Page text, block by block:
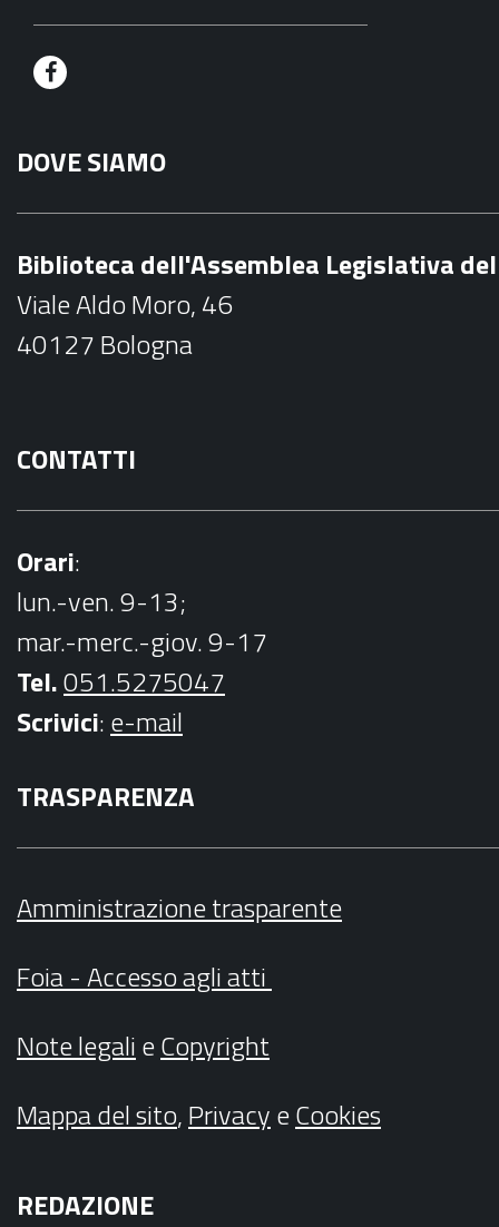
F
c
e
o
k
DOVE SIAMO
Biblioteca dell'Assemblea Legislativa
Viale Aldo Moro, 46
40127 Bologna
CONTATTI
Orari:
lun.-ven. 9-13;
mar.-merc.-giov. 9-17
Tel.051.5275047
Scrivici:e-mail
TRASPARENZA
Amministrazione trasparente
Foia - Accesso agli atti
Note legalieCopyright
Mappa del sito,PrivacyeCookies
REDAZIONE